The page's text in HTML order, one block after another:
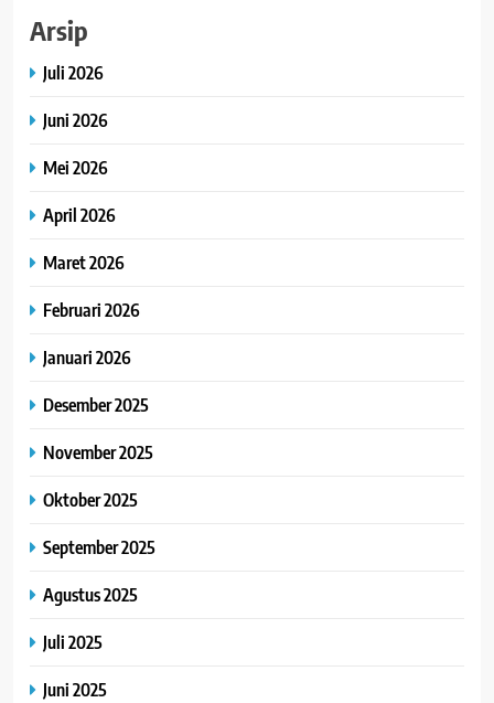
Arsip
Juli 2026
Juni 2026
Mei 2026
April 2026
Maret 2026
Februari 2026
Januari 2026
Desember 2025
November 2025
Oktober 2025
September 2025
Agustus 2025
Juli 2025
Juni 2025